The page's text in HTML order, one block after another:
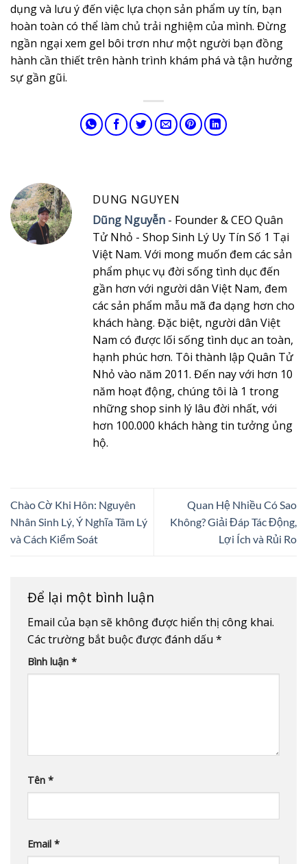
dụng và lưu ý đến việc lựa chọn sản phẩm uy tín, bạn
hoàn toàn có thể làm chủ trải nghiệm của mình. Đừng
ngần ngại xem gel bôi trơn như một người bạn đồng
hành cần thiết trên hành trình khám phá và tận hưởng
sự gần gũi.
DUNG NGUYEN
Dũng Nguyễn - Founder & CEO Quân
Tử Nhỏ - Shop Sinh Lý Uy Tín Số 1 Tại
Việt Nam. Với mong muốn đem các sản
phẩm phục vụ đời sống tình dục đến
gần hơn với người dân Việt Nam, đem
các sản phẩm mẫu mã đa dạng hơn cho
khách hàng. Đặc biệt, người dân Việt
Nam có được lối sống tình dục an toàn,
hạnh phúc hơn. Tôi thành lập Quân Tử
Nhỏ vào năm 2011. Đến nay với hơn 10
năm hoạt động, chúng tôi là 1 trong
những shop sinh lý lâu đời nhất, với
hơn 100.000 khách hàng tin tưởng ủng
hộ.
Chào Cờ Khi Hôn: Nguyên
Nhân Sinh Lý, Ý Nghĩa Tâm Lý
và Cách Kiểm Soát
Quan Hệ Nhiều Có Sao
Không? Giải Đáp Tác Động,
Lợi Ích và Rủi Ro
Để lại một bình luận
Email của bạn sẽ không được hiển thị công khai.
Các trường bắt buộc được đánh dấu *
Bình luận *
Tên *
Email *